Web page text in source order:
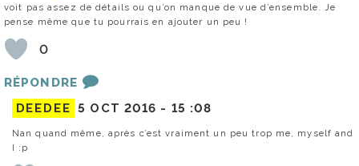
voit pas assez de détails ou qu’on manque de vue d’ensemble. Je
pense même que tu pourrais en ajouter un peu !
0
RÉPONDRE
DEEDEE 5 OCT 2016 - 15 :08
Nan quand même, après c’est vraiment un peu trop me, myself and
I :p